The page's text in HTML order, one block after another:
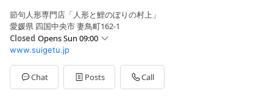
節句人形専門店「人形と鯉のぼりの村上」
愛媛県 四国中央市 妻鳥町162-1
Closed Opens Sun 09:00
Sun09:00 - 18:00
Mon09:00 - 18:00
Tue09:00 - 18:00
Wed09:00 - 18:00
www.suigetu.jp
Chat Posts Call